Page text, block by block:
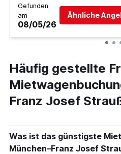
Gefunden
am
08/05/26
Ähnliche
Häufig gestellte
Franz Josef
Was ist das günstigste
München–Franz Josef